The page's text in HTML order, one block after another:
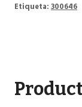
Etiqueta: 300646